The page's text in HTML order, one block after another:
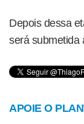
Depois dessa
será submetida
APOIE O